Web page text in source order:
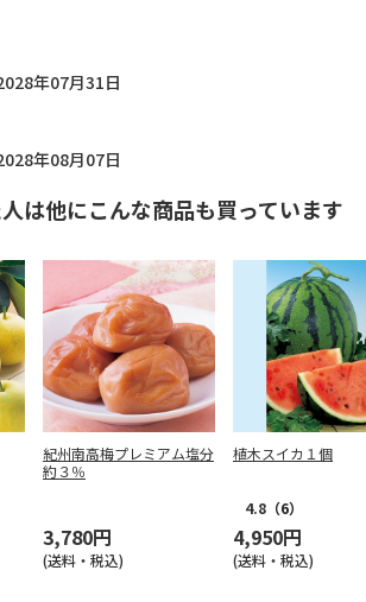
年07月31日
年08月07日
は他にこんな商品も買っています
紀州南高梅プレミアム塩分
約３％
3,780円
(送料・税込)
植木スイカ１個
4.8 （6）
4,950円
(送料・税込)